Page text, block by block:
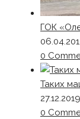
ГОК
0
Таких
27.12.2019
0